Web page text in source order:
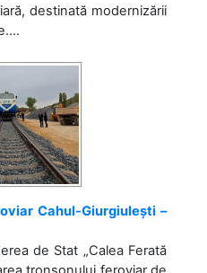
destinată modernizării
Cahul-Giurgiulești –
de Stat „Calea Ferată